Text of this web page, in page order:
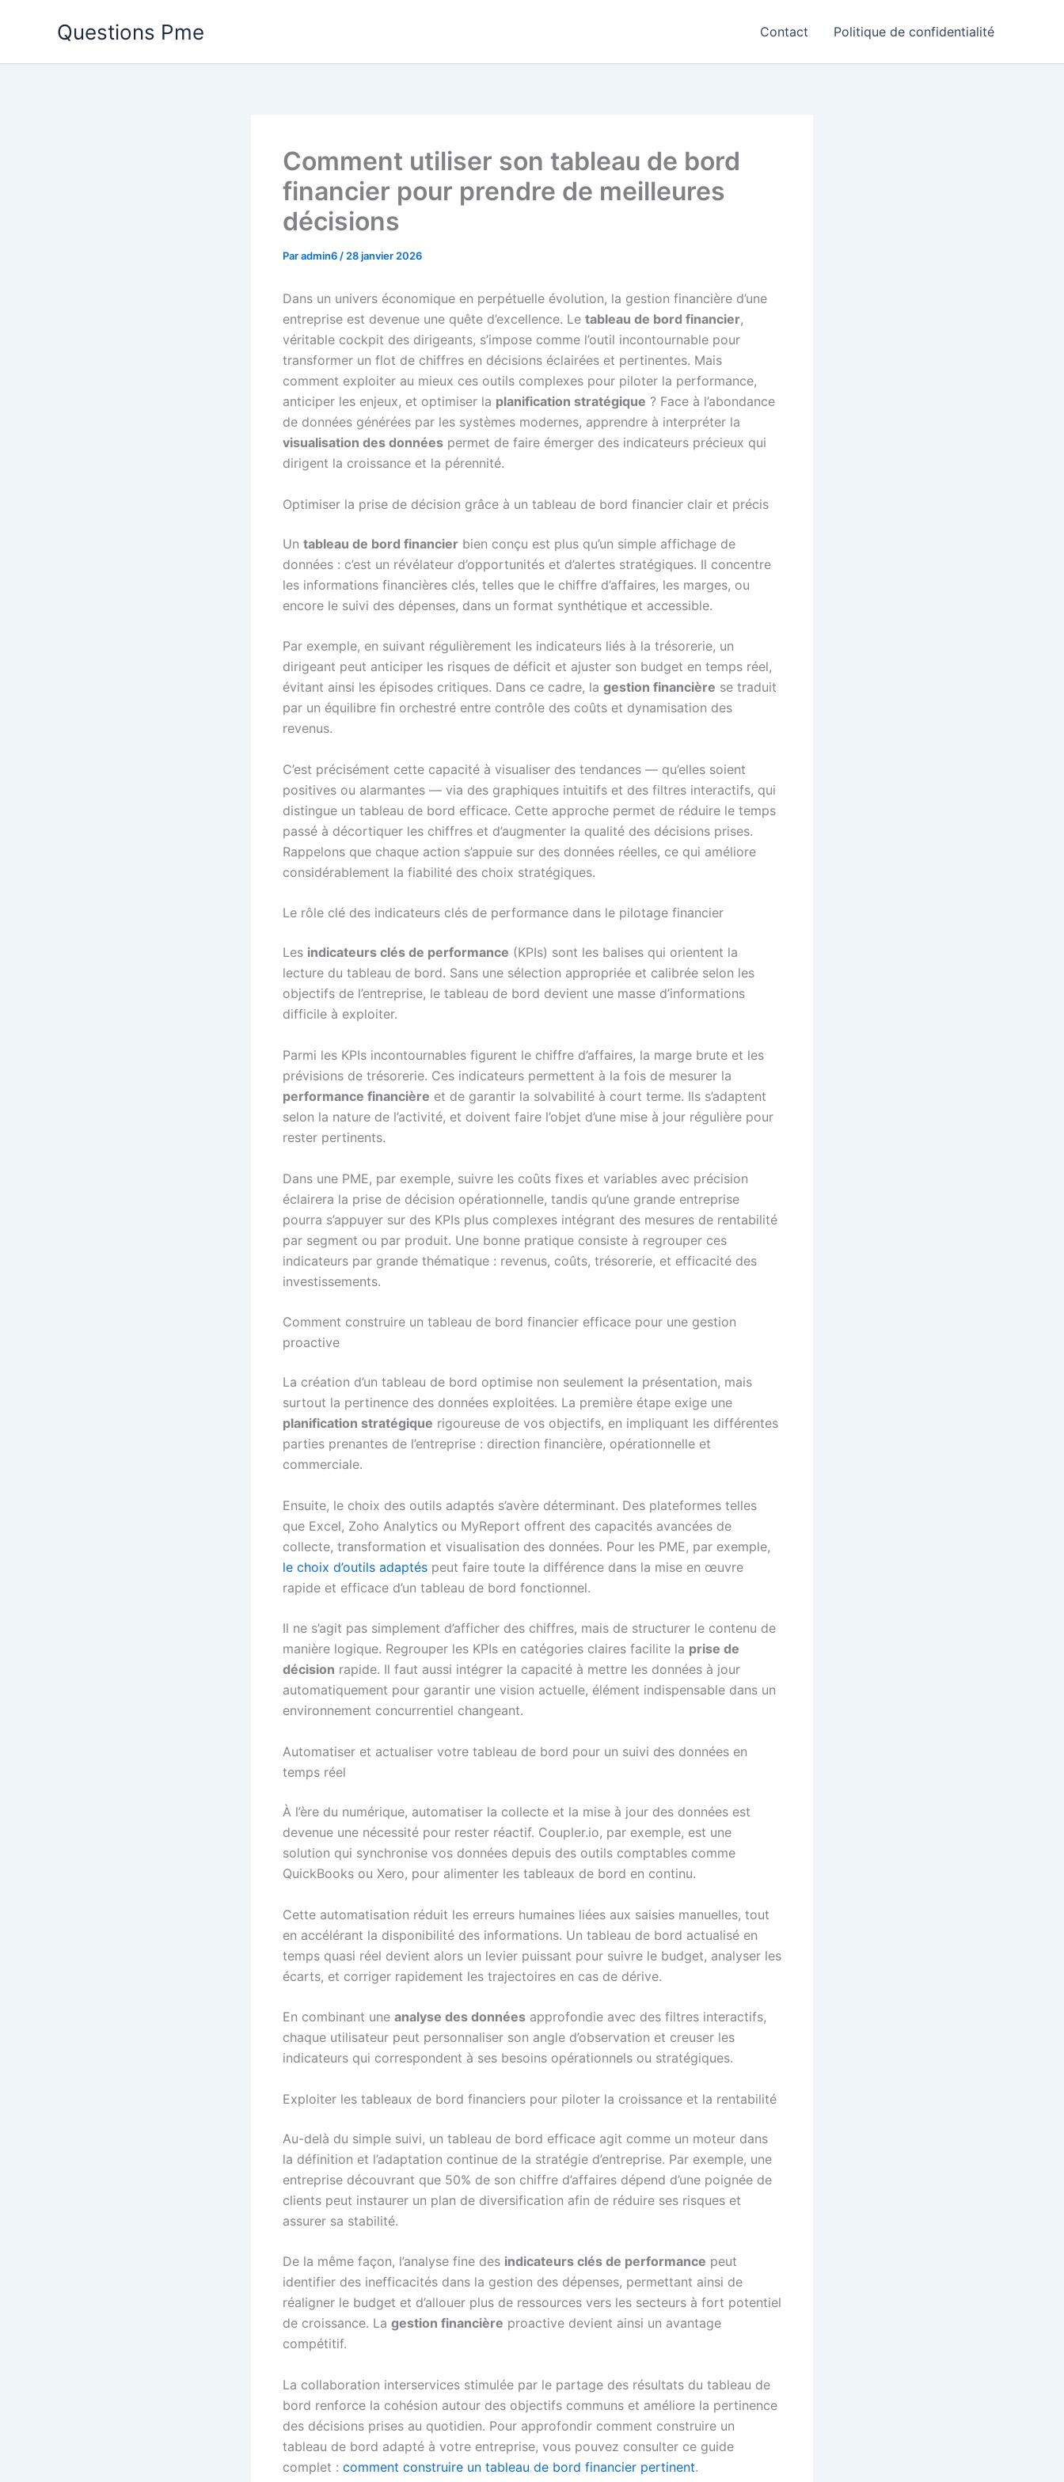
Questions Pme Contact Politique de confidentialité
Comment utiliser son tableau de bord
financier pour prendre de meilleures
décisions
Paradmin6 / 28 janvier 2026
Dans un univers économique en perpétuelle évolution, la gestion financière d’une
entreprise est devenue une quête d’excellence. Le tableau de bord financier,
véritable cockpit des dirigeants, s’impose comme l’outil incontournable pour
transformer un flot de chiffres en décisions éclairées et pertinentes. Mais
comment exploiter au mieux ces outils complexes pour piloter la performance,
anticiper les enjeux, et optimiser la planification stratégique ? Face à l’abondance
de données générées par les systèmes modernes, apprendre à interpréter la
visualisation des données permet de faire émerger des indicateurs précieux qui
dirigent la croissance et la pérennité.
Optimiser la prise de décision grâce à un tableau de bord financier clair et précis
Un tableau de bord financier bien conçu est plus qu’un simple affichage de
données : c’est un révélateur d’opportunités et d’alertes stratégiques. Il concentre
les informations financières clés, telles que le chiffre d’affaires, les marges, ou
encore le suivi des dépenses, dans un format synthétique et accessible.
Par exemple, en suivant régulièrement les indicateurs liés à la trésorerie, un
dirigeant peut anticiper les risques de déficit et ajuster son budget en temps réel,
évitant ainsi les épisodes critiques. Dans ce cadre, la gestion financière se traduit
par un équilibre fin orchestré entre contrôle des coûts et dynamisation des
revenus.
C’est précisément cette capacité à visualiser des tendances — qu’elles soient
positives ou alarmantes — via des graphiques intuitifs et des filtres interactifs, qui
distingue un tableau de bord efficace. Cette approche permet de réduire le temps
passé à décortiquer les chiffres et d’augmenter la qualité des décisions prises.
Rappelons que chaque action s’appuie sur des données réelles, ce qui améliore
considérablement la fiabilité des choix stratégiques.
Le rôle clé des indicateurs clés de performance dans le pilotage financier
Les indicateurs clés de performance (KPIs) sont les balises qui orientent la
lecture du tableau de bord. Sans une sélection appropriée et calibrée selon les
objectifs de l’entreprise, le tableau de bord devient une masse d’informations
difficile à exploiter.
Parmi les KPIs incontournables figurent le chiffre d’affaires, la marge brute et les
prévisions de trésorerie. Ces indicateurs permettent à la fois de mesurer la
performance financière et de garantir la solvabilité à court terme. Ils s’adaptent
selon la nature de l’activité, et doivent faire l’objet d’une mise à jour régulière pour
rester pertinents.
Dans une PME, par exemple, suivre les coûts fixes et variables avec précision
éclairera la prise de décision opérationnelle, tandis qu’une grande entreprise
pourra s’appuyer sur des KPIs plus complexes intégrant des mesures de rentabilité
par segment ou par produit. Une bonne pratique consiste à regrouper ces
indicateurs par grande thématique : revenus, coûts, trésorerie, et efficacité des
investissements.
Comment construire un tableau de bord financier efficace pour une gestion
proactive
La création d’un tableau de bord optimise non seulement la présentation, mais
surtout la pertinence des données exploitées. La première étape exige une
planification stratégique rigoureuse de vos objectifs, en impliquant les différentes
parties prenantes de l’entreprise : direction financière, opérationnelle et
commerciale.
Ensuite, le choix des outils adaptés s’avère déterminant. Des plateformes telles
que Excel, Zoho Analytics ou MyReport offrent des capacités avancées de
collecte, transformation et visualisation des données. Pour les PME, par exemple,
le choix d’outils adaptés peut faire toute la différence dans la mise en œuvre
rapide et efficace d’un tableau de bord fonctionnel.
Il ne s’agit pas simplement d’afficher des chiffres, mais de structurer le contenu de
manière logique. Regrouper les KPIs en catégories claires facilite la prise de
décision rapide. Il faut aussi intégrer la capacité à mettre les données à jour
automatiquement pour garantir une vision actuelle, élément indispensable dans un
environnement concurrentiel changeant.
Automatiser et actualiser votre tableau de bord pour un suivi des données en
temps réel
À l’ère du numérique, automatiser la collecte et la mise à jour des données est
devenue une nécessité pour rester réactif. Coupler.io, par exemple, est une
solution qui synchronise vos données depuis des outils comptables comme
QuickBooks ou Xero, pour alimenter les tableaux de bord en continu.
Cette automatisation réduit les erreurs humaines liées aux saisies manuelles, tout
en accélérant la disponibilité des informations. Un tableau de bord actualisé en
temps quasi réel devient alors un levier puissant pour suivre le budget, analyser les
écarts, et corriger rapidement les trajectoires en cas de dérive.
En combinant une analyse des données approfondie avec des filtres interactifs,
chaque utilisateur peut personnaliser son angle d’observation et creuser les
indicateurs qui correspondent à ses besoins opérationnels ou stratégiques.
Exploiter les tableaux de bord financiers pour piloter la croissance et la rentabilité
Au-delà du simple suivi, un tableau de bord efficace agit comme un moteur dans
la définition et l’adaptation continue de la stratégie d’entreprise. Par exemple, une
entreprise découvrant que 50% de son chiffre d’affaires dépend d’une poignée de
clients peut instaurer un plan de diversification afin de réduire ses risques et
assurer sa stabilité.
De la même façon, l’analyse fine des indicateurs clés de performance peut
identifier des inefficacités dans la gestion des dépenses, permettant ainsi de
réaligner le budget et d’allouer plus de ressources vers les secteurs à fort potentiel
de croissance. La gestion financière proactive devient ainsi un avantage
compétitif.
La collaboration interservices stimulée par le partage des résultats du tableau de
bord renforce la cohésion autour des objectifs communs et améliore la pertinence
des décisions prises au quotidien. Pour approfondir comment construire un
tableau de bord adapté à votre entreprise, vous pouvez consulter ce guide
complet : comment construire un tableau de bord financier pertinent.